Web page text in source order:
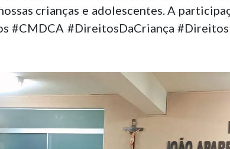
crianças e adolescentes. A
#CMDCA #DireitosDaCriança